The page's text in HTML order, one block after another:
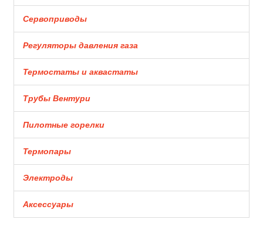
Сервоприводы
Регуляторы давления газа
Термостаты и аквастаты
Трубы Вентури
Пилотные горелки
Термопары
Электроды
Аксессуары